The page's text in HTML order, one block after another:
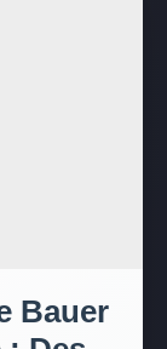
Bauer